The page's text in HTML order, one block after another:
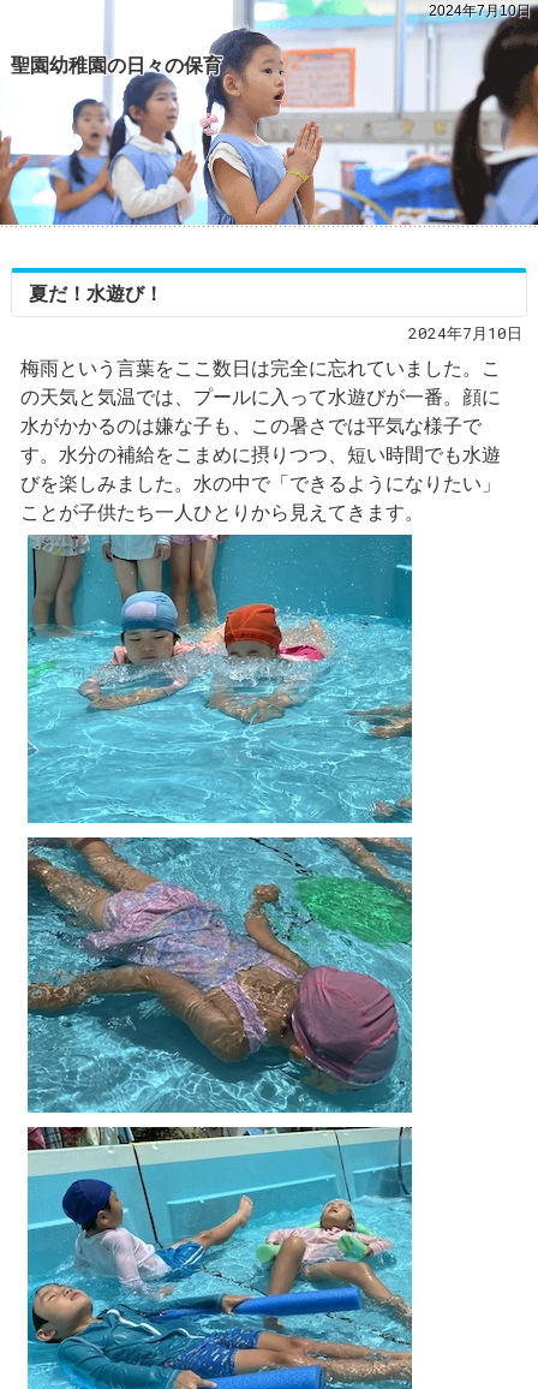
2024年7月10日
聖園幼稚園の日々の保育
夏だ！水遊び！
2024年7月10日
梅雨という言葉をここ数日は完全に忘れていました。こ
の天気と気温では、プールに入って水遊びが一番。顔に
水がかかるのは嫌な子も、この暑さでは平気な様子で
す。水分の補給をこまめに摂りつつ、短い時間でも水遊
びを楽しみました。水の中で「できるようになりたい」
ことが子供たち一人ひとりから見えてきます。